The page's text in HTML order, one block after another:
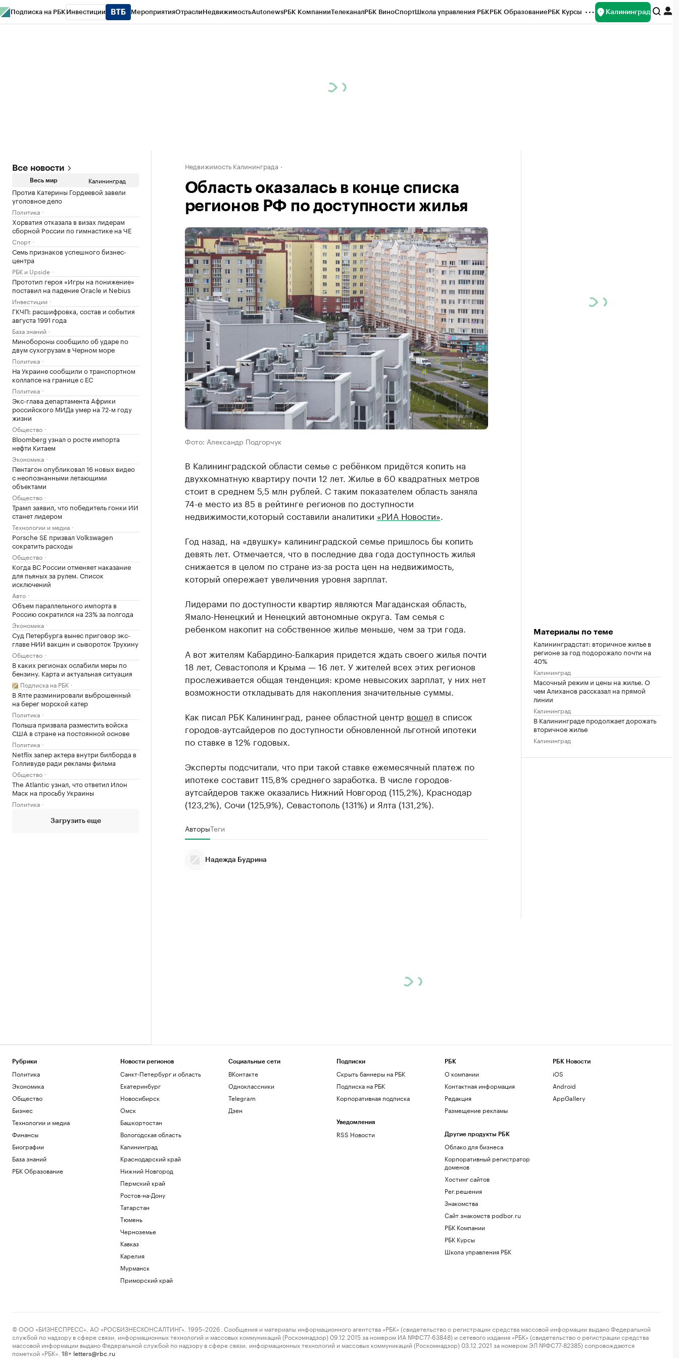
Подписка на РБК Инвестиции МероприятияОтраслиНедвижимостьAutonewsРБК КомпанииТелеканалРБК ВиноСпортШкола управления РБКРБК ОбразованиеРБК Курсы Калининград
Все новости
Весь мир Калининград
Против Катерины Гордеевой завели
уголовное дело
Политика
Хорватия отказала в визах лидерам
сборной России по гимнастике на ЧЕ
Спорт
Семь признаков успешного бизнес-
центра
РБК и Upside
Прототип героя «Игры на понижение»
поставил на падение Oracle и Nebius
Инвестиции
ГКЧП: расшифровка, состав и события
августа 1991 года
База знаний
Минобороны сообщило об ударе по
двум сухогрузам в Черном море
Политика
На Украине сообщили о транспортном
коллапсе на границе с ЕС
Политика
Экс-глава департамента Африки
российского МИДа умер на 72-м году
жизни
Общество
Bloomberg узнал о росте импорта
нефти Китаем
Экономика
Пентагон опубликовал 16 новых видео
с неопознанными летающими
объектами
Общество
Трамп заявил, что победитель гонки ИИ
станет лидером
Технологии и медиа
Porsche SE призвал Volkswagen
сократить расходы
Общество
Когда ВС России отменяет наказание
для пьяных за рулем. Список
исключений
Авто
Объем параллельного импорта в
Россию сократился на 23% за полгода
Экономика
Суд Петербурга вынес приговор экс-
главе НИИ вакцин и сывороток Трухину
Общество
В каких регионах ослабили меры по
бензину. Карта и актуальная ситуация
Подписка на РБК
В Ялте разминировали выброшенный
на берег морской катер
Политика
Польша призвала разместить войска
США в стране на постоянной основе
Политика
Netflix запер актера внутри билборда в
Голливуде ради рекламы фильма
Общество
The Atlantic узнал, что ответил Илон
Маск на просьбу Украины
Политика
Загрузить еще
Недвижимость Калининграда
Область оказалась в конце списка
регионов РФ по доступности жилья
Фото: Александр Подгорчук
В Калининградской области семье с ребёнком придётся копить на
двухкомнатную квартиру почти 12 лет. Жилье в 60 квадратных метров
стоит в среднем 5,5 млн рублей. С таким показателем область заняла
74-е место из 85 в рейтинге регионов по доступности
недвижимости,который составили аналитики «РИА Новости»
Год назад, на «двушку» калининградской семье пришлось бы копить
девять лет. Отмечается, что в последние два года доступность жилья
снижается в целом по стране из-за роста цен на недвижимость,
который опережает увеличения уровня зарплат.
Лидерами по доступности квартир являются Магаданская область,
Ямало-Ненецкий и Ненецкий автономные округа. Там семья с
ребенком накопит на собственное жилье меньше, чем за три года.
А вот жителям Кабардино-Балкария придется ждать своего жилья почти
18 лет, Севастополя и Крыма — 16 лет. У жителей всех этих регионов
прослеживается общая тенденция: кроме невысоких зарплат, у них нет
возможности откладывать для накопления значительные суммы.
Как писал РБК Калининград, ранее областной центр вошел в список
городов-аутсайдеров по доступности обновленной льготной ипотеки
по ставке в 12% годовых.
Эксперты подсчитали, что при такой ставке ежемесячный платеж по
ипотеке составит 115,8% среднего заработка. В числе городов-
аутсайдеров также оказались Нижний Новгород (115,2%), Краснодар
(123,2%), Сочи (125,9%), Севастополь (131%) и Ялта (131,2%).
АвторыТеги
Надежда Будрина
Материалы по теме
Калининградстат: вторичное жилье в
регионе за год подорожало почти на
40%
Калининград
Масочный режим и цены на жилье. О
чем Алиханов рассказал на прямой
линии
Калининград
В Калининграде продолжает дорожать
вторичное жилье
Калининград
Рубрики
Политика
Экономика
Общество
Бизнес
Технологии и медиа
Финансы
Биографии
База знаний
РБК Образование
Новости регионов
Санкт-Петербург и область
Екатеринбург
Новосибирск
Омск
Башкортостан
Вологодская область
Калининград
Краснодарский край
Нижний Новгород
Пермский край
Ростов-на-Дону
Татарстан
Тюмень
Черноземье
Кавказ
Карелия
Мурманск
Приморский край
Социальные сети
ВКонтакте
Одноклассники
Telegram
Дзен
Подписки
Скрыть баннеры на РБК
Подписка на РБК
Корпоративная подписка
Уведомления
RSS Новости
РБК
О компании
Контактная информация
Редакция
Размещение рекламы
Другие продукты РБК
Облако для бизнеса
Корпоративный регистратор
доменов
Хостинг сайтов
Рег.решения
Знакомства
Сайт знакомств podbor.ru
РБК Компании
РБК Курсы
Школа управления РБК
РБК Новости
iOS
Android
AppGallery
© ООО «БИЗНЕСПРЕСС», АО «РОСБИЗНЕСКОНСАЛТИНГ», 1995–2026. Сообщения и материалы информационного агентства «РБК» (свидетельство о регистрации средства массовой информации выдано Федеральной
службой по надзору в сфере связи, информационных технологий и массовых коммуникаций (Роскомнадзор) 09.12.2015 за номером ИА №ФС77-63848) и сетевого издания «РБК» (свидетельство о регистрации средства
массовой информации выдано Федеральной службой по надзору в сфере связи, информационных технологий и массовых коммуникаций (Роскомнадзор) 03.12.2021 за номером ЭЛ №ФС77-82385) сопровождаются
пометкой «РБК».
18+ letters@rbc.ru